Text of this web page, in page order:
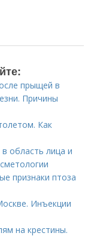
прыщей в
Причины
Как
область лица и
признаки птоза
Инъекции
на крестины.